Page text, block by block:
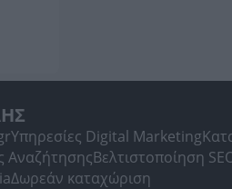
Υπηρεσίες Digital Marketing
ΑναζήτησηςΒελτιστοποίηση
Δωρεάν καταχώριση